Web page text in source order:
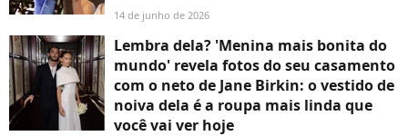
14 de junho de 2026
Lembra dela? 'Menina mais bonita do
mundo' revela fotos do seu casamento
com o neto de Jane Birkin: o vestido de
noiva dela é a roupa mais linda que
você vai ver hoje